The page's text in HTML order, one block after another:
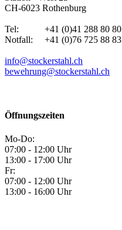
CH-6023 Rothenburg
Tel: +41 (0)41 288 80 80
Notfall: +41 (0)76 725 88 83
info@stockerstahl.ch
bewehrung@stockerstahl.ch
Öffnungszeiten
Mo-Do:
07:00 - 12:00 Uhr
13:00 - 17:00 Uhr
Fr:
07:00 - 12:00 Uhr
13:00 - 16:00 Uhr